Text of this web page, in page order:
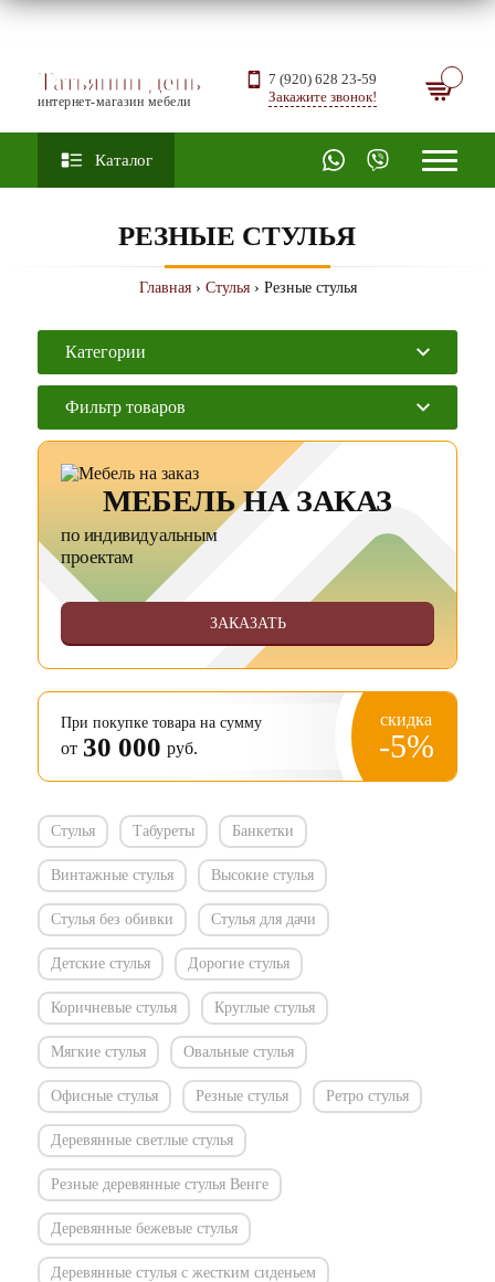
Татьянин день
интернет-магазин мебели
7 (920) 628 23-59
Закажите звонок!
Каталог
РЕЗНЫЕ СТУЛЬЯ
Главная› Стулья› Резные стулья
Категории
Фильтр товаров
МЕБЕЛЬ НА ЗАКАЗ
по индивидуальным
проектам
ЗАКАЗАТЬ
При покупке товара на сумму
от 30 000 руб.
скидка
-5%
Стулья Табуреты Банкетки
Винтажные стулья Высокие стулья
Стулья без обивки Стулья для дачи
Детские стулья Дорогие стулья
Коричневые стулья Круглые стулья
Мягкие стулья Овальные стулья
Офисные стулья Резные стулья Ретро стулья
Деревянные светлые стулья
Резные деревянные стулья Венге
Деревянные бежевые стулья
Деревянные стулья с жестким сиденьем